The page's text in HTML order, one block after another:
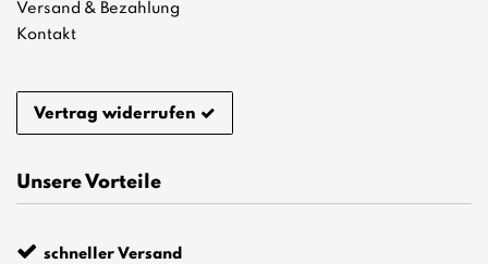
Versand & Bezahlung
Kontakt
Vertrag widerrufen
Unsere Vorteile
schneller Versand